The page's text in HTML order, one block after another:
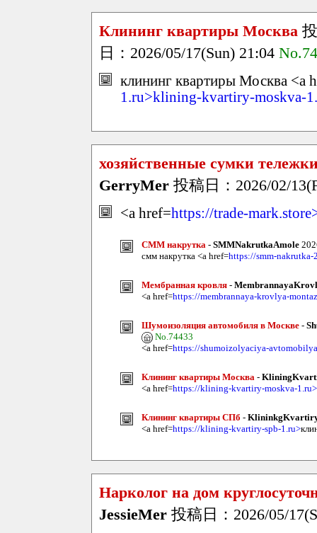
Клининг квартиры Москва
日：2026/05/17(Sun) 21:04
клининг квартиры Москва <a
1.ru>klining-kvartiry-moskva-
хозяйственные сумки
GerryMer 投稿日：2026/02/
<a href=https://trade-
СММ накрутка - SMMNakrutkaAmole
смм накрутка <a href=https://smm-nakrutka-
Мембранная кровля -
<a href=https://membrannaya-krovlya-
Шумоизоляция автомобиля в Москве -
No.74433
<a href=https://shumoizolyaciya-
Клининг квартиры Москва -
<a href=https://klining-kvartiry-moskva-1.ru>
Клининг квартиры СПб -
<a href=https://klining-kvartiry-spb-1.ru>
Нарколог на дом
JessieMer 投稿日：2026/05/